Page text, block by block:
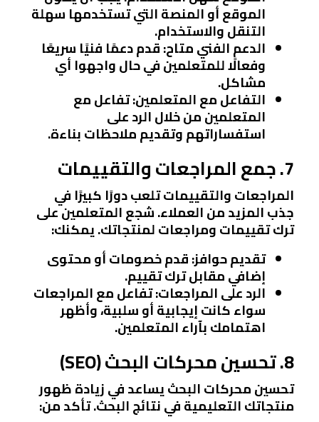
الموقع أو المنصة التي تستخدمها سهلة
التنقل والاستخدام.
الدعم الفني متاح: قدم دعمًا فنيًا سريعًا
وفعالًا للمتعلمين في حال واجهوا أي
مشاكل.
التفاعل مع المتعلمين: تفاعل مع
المتعلمين من خلال الرد على
استفساراتهم وتقديم ملاحظات بناءة.
7. جمع المراجعات والتقييمات
المراجعات والتقييمات تلعب دورًا كبيرًا في
جذب المزيد من العملاء. شجع المتعلمين على
ترك تقييمات ومراجعات لمنتجاتك. يمكنك:
تقديم حوافز: قدم خصومات أو محتوى
إضافي مقابل ترك تقييم.
الرد على المراجعات: تفاعل مع المراجعات
سواء كانت إيجابية أو سلبية، وأظهر
اهتمامك بآراء المتعلمين.
8. تحسين محركات البحث (SEO)
تحسين محركات البحث يساعد في زيادة ظهور
منتجاتك التعليمية في نتائج البحث. تأكد من: